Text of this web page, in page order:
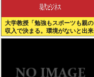
大学教授「勉強もスポーツも親の
収入で決まる。環境がないと出来
るわけがない」